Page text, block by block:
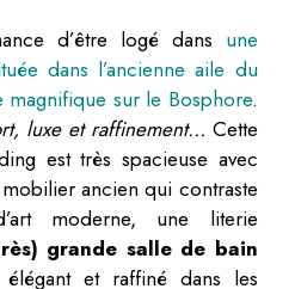
d’être logé dans une
dans l’ancienne aile du
sur le Bosphore.
luxe et raffinement… Cette
est très spacieuse avec
ancien qui contraste
moderne, une literie
grande salle de bain
élégant et raffiné dans les